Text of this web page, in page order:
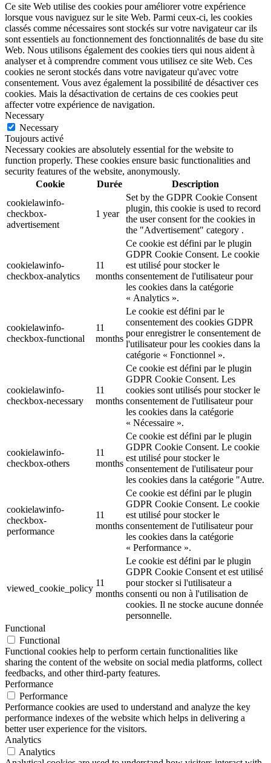
Ce site Web utilise des cookies pour améliorer votre expérience
lorsque vous naviguez sur le site Web. Parmi ceux-ci, les cookies
classés comme nécessaires sont stockés sur votre navigateur car ils
sont essentiels au fonctionnement des fonctionnalités de base du site
Web. Nous utilisons également des cookies tiers qui nous aident à
analyser et à comprendre comment vous utilisez ce site Web. Ces
cookies ne seront stockés dans votre navigateur qu'avec votre
consentement. Vous avez également la possibilité de désactiver ces
cookies. Mais la désactivation de certains de ces cookies peut
affecter votre expérience de navigation.
Necessary
Necessary
Toujours activé
Necessary cookies are absolutely essential for the website to
function properly. These cookies ensure basic functionalities and
security features of the website, anonymously.
Cookie
Durée
Description
cookielawinfo-
checkbox-
advertisement
1 year
Set by the GDPR Cookie Consent
plugin, this cookie is used to record
the user consent for the cookies in
the "Advertisement" category .
cookielawinfo-
checkbox-analytics
11
months
Ce cookie est défini par le plugin
GDPR Cookie Consent. Le cookie
est utilisé pour stocker le
consentement de l'utilisateur pour
les cookies dans la catégorie
« Analytics ».
cookielawinfo-
checkbox-functional
11
months
Le cookie est défini par le
consentement des cookies GDPR
pour enregistrer le consentement de
l'utilisateur pour les cookies dans la
catégorie « Fonctionnel ».
cookielawinfo-
checkbox-necessary
11
months
Ce cookie est défini par le plugin
GDPR Cookie Consent. Les
cookies sont utilisés pour stocker le
consentement de l'utilisateur pour
les cookies dans la catégorie
« Nécessaire ».
cookielawinfo-
checkbox-others
11
months
Ce cookie est défini par le plugin
GDPR Cookie Consent. Le cookie
est utilisé pour stocker le
consentement de l'utilisateur pour
les cookies dans la catégorie "Autre.
cookielawinfo-
checkbox-
performance
11
months
Ce cookie est défini par le plugin
GDPR Cookie Consent. Le cookie
est utilisé pour stocker le
consentement de l'utilisateur pour
les cookies dans la catégorie
« Performance ».
viewed_cookie_policy
11
months
Le cookie est défini par le plugin
GDPR Cookie Consent et est utilisé
pour stocker si l'utilisateur a
consenti ou non à l'utilisation de
cookies. Il ne stocke aucune donnée
personnelle.
Functional
Functional
Functional cookies help to perform certain functionalities like
sharing the content of the website on social media platforms, collect
feedbacks, and other third-party features.
Performance
Performance
Performance cookies are used to understand and analyze the key
performance indexes of the website which helps in delivering a
better user experience for the visitors.
Analytics
Analytics